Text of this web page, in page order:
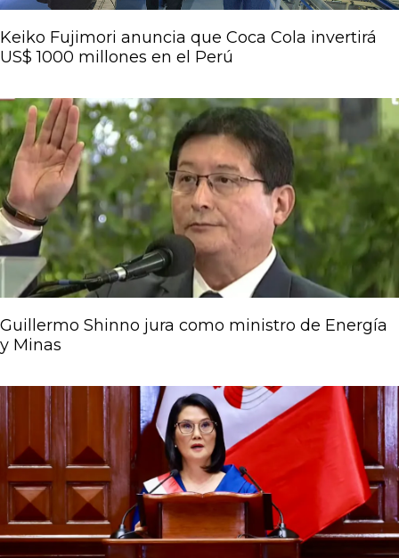
Keiko Fujimori anuncia que Coca Cola invertirá
US$ 1000 millones en el Perú
Guillermo Shinno jura como ministro de Energía
y Minas